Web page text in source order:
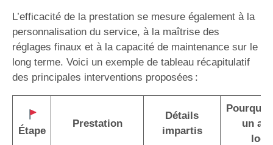
L’efficacité de la prestation se mesure également à la
personnalisation du service, à la maîtrise des
réglages finaux et à la capacité de maintenance sur le
long terme. Voici un exemple de tableau récapitulatif
des principales interventions proposées :
Étape
Prestation
Détails
impartis
un